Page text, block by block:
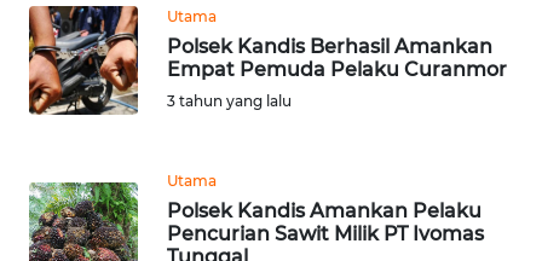
Utama
Polsek Kandis Berhasil Amankan
Empat Pemuda Pelaku Curanmor
3 tahun yang lalu
Utama
Polsek Kandis Amankan Pelaku
Pencurian Sawit Milik PT Ivomas
WN
BALI
WN
KALTENG